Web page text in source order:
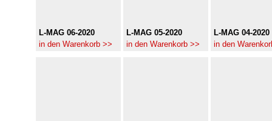
L-MAG 06-2020
in den Warenkorb >>
L-MAG 05-2020
in den Warenkorb >>
L-MAG 04-2020
in den